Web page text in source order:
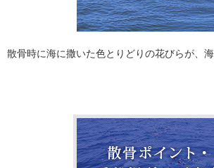
散骨時に海に撒いた色とりどりの花びらが、海